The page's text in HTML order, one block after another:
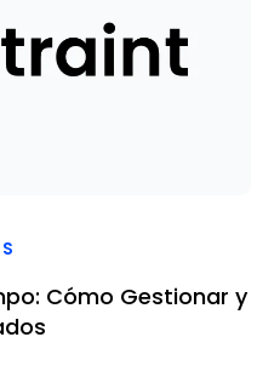
Cómo Gestionar y